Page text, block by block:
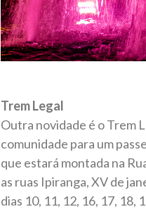
Trem Legal
Outra novidade é o Trem
comunidade para um
que estará montada na
as ruas Ipiranga, XV de
dias 10, 11, 12, 16, 17, 18,